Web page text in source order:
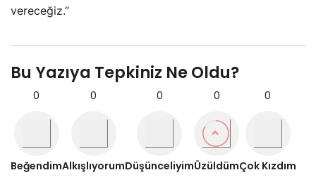
vereceğiz.”
Bu Yazıya Tepkiniz Ne Oldu?
0
Beğendim
0
Alkışlıyorum
0
Düşünceliyim
0
Üzüldüm
0
Çok Kızdım